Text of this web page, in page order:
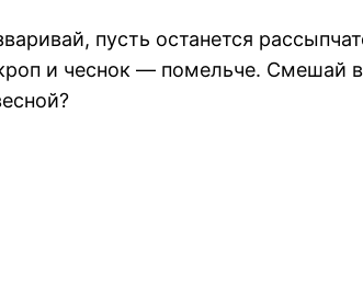
пусть останется
и чеснок — помельче. Смешай